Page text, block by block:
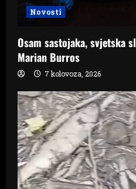
Novosti
Osam sastojaka, svjetska
Marian Burros
7 kolovoza, 2026